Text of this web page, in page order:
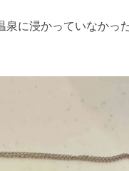
泉に浸かっていなかっ